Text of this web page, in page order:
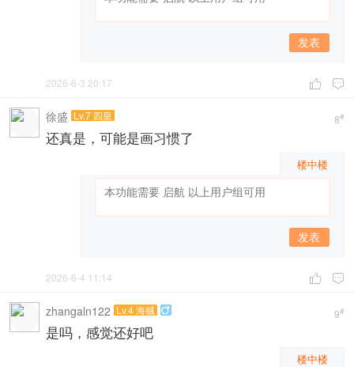
发表
 
2026-6-3 20:17
8#
徐盛 Lv.7 四皇
还真是，可能是画习惯了
楼中楼
发表
 
2026-6-4 11:14
9#
zhangaln122 Lv.4 海贼 
是吗，感觉还好吧
楼中楼